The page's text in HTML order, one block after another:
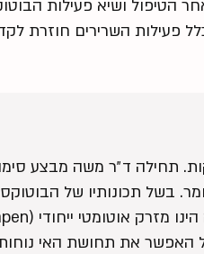
פעילות השרירים חוזרת
מתבצע במרפאה ואורך כ10-15 דקות.
בשל תכונותיו של
האפשר את תחושת האי